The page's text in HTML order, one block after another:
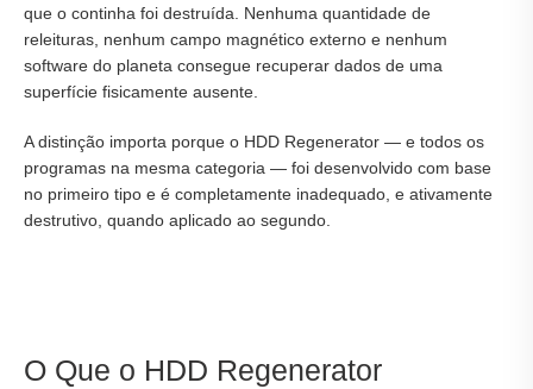
que o continha foi destruída. Nenhuma quantidade de
releituras, nenhum campo magnético externo e nenhum
software do planeta consegue recuperar dados de uma
superfície fisicamente ausente.
A distinção importa porque o HDD Regenerator — e todos os
programas na mesma categoria — foi desenvolvido com base
no primeiro tipo e é completamente inadequado, e ativamente
destrutivo, quando aplicado ao segundo.
O Que o HDD Regenerator